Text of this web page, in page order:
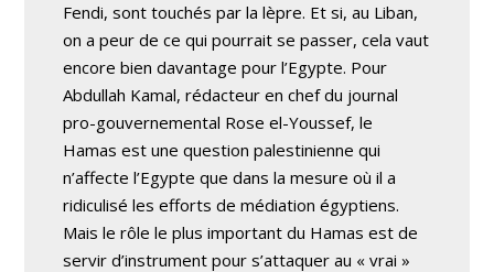
Fendi, sont touchés par la lèpre. Et si, au Liban,
on a peur de ce qui pourrait se passer, cela vaut
encore bien davantage pour l’Egypte. Pour
Abdullah Kamal, rédacteur en chef du journal
pro-gouvernemental Rose el-Youssef, le
Hamas est une question palestinienne qui
n’affecte l’Egypte que dans la mesure où il a
ridiculisé les efforts de médiation égyptiens.
Mais le rôle le plus important du Hamas est de
servir d’instrument pour s’attaquer au « vrai »